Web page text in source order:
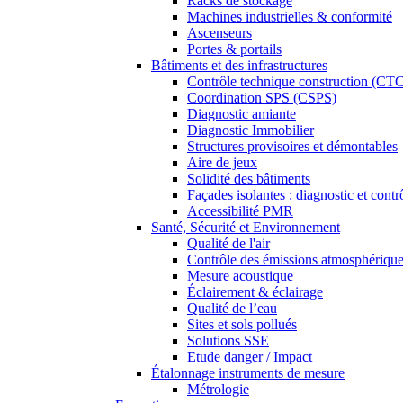
Machines industrielles & conformité
Ascenseurs
Portes & portails
Bâtiments et des infrastructures
Contrôle technique construction
Coordination SPS (CSPS)
Diagnostic amiante
Diagnostic Immobilier
Structures provisoires et démontables
Aire de jeux
Solidité des bâtiments
Façades isolantes : diagnostic et
Accessibilité PMR
Santé, Sécurité et Environnement
Qualité de l'air
Contrôle des émissions
Mesure acoustique
Éclairement & éclairage
Qualité de l’eau
Sites et sols pollués
Solutions SSE
Etude danger / Impact
Étalonnage instruments de mesure
Métrologie